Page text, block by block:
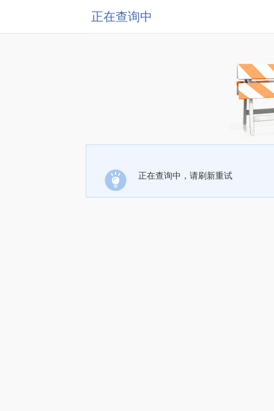
正在查询中
正在查询中，请刷新重试